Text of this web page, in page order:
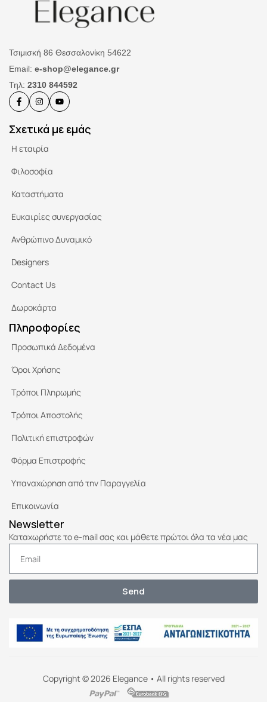
Τσιμισκή 86 Θεσσαλονίκη 54622
Email: e-shop@elegance.gr
Τηλ: 2310 844592
Σχετικά με εμάς
Η εταιρία
Φιλοσοφία
Καταστήματα
Ευκαιρίες συνεργασίας
Ανθρώπινο Δυναμικό
Designers
Contact Us
Δωροκάρτα
Πληροφορίες
Προσωπικά Δεδομένα
Όροι Χρήσης
Τρόποι Πληρωμής
Τρόποι Αποστολής
Πολιτική επιστροφών
Φόρμα Επιστροφής
Υπαναχώρηση από την Παραγγελία
Επικοινωνία
Newsletter
Καταχωρήστε το e-mail σας και μάθετε πρώτοι όλα τα νέα μας
Send
Copyright © 2026 Elegance • All rights reserved